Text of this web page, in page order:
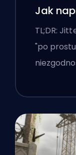
Jak
TL;DR:
"po